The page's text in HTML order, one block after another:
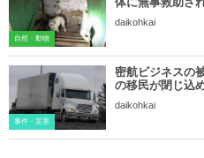
自然・動物
daikohkai
事件・災害
密航ビジネスの
の移民が閉じ込
daikohkai